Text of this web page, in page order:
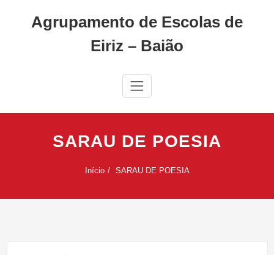
Agrupamento de Escolas de
Eiriz – Baião
SARAU DE POESIA
Início SARAU DE POESIA